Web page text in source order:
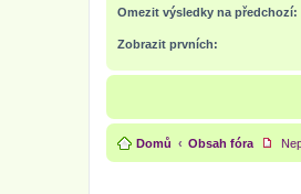
Omezit výsledky na předchozí:
Zobrazit prvních:
Domů Obsah fóra